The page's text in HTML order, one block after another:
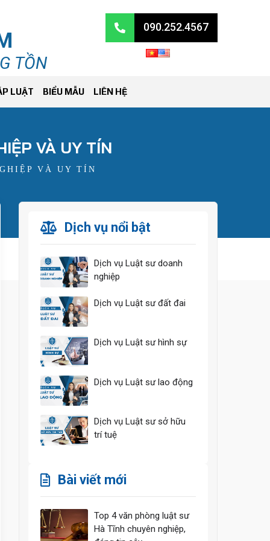
TỒN
090.252.4567
LUẬT BIỂU MẪU LIÊN HỆ
VÀ UY TÍN
VÀ UY TÍN
Dịch vụ nổi bật
Dịch vụ Luật sư doanh
nghiệp
Dịch vụ Luật sư đất đai
Dịch vụ Luật sư hình sự
Dịch vụ Luật sư lao động
Dịch vụ Luật sư sở hữu
trí tuệ
Bài viết mới
Top 4 văn phòng luật sư
Hà Tĩnh chuyên nghiệp,